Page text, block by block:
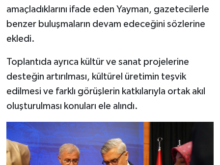
amaçladıklarını ifade eden Yayman, gazetecilerle
benzer buluşmaların devam edeceğini sözlerine
ekledi.
Toplantıda ayrıca kültür ve sanat projelerine
desteğin artırılması, kültürel üretimin teşvik
edilmesi ve farklı görüşlerin katkılarıyla ortak akıl
oluşturulması konuları ele alındı.